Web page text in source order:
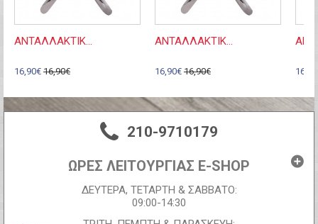
ΑΝΤΑΛΛΑΚΤΙΚ...
16,90€ 16,90€
ΑΝΤΑΛΛΑΚΤΙΚ...
16,90€ 16,90€
210-9710179
ΩΡΕΣ ΛΕΙΤΟΥΡΓΙΑΣ E-SHOP
ΔΕΥΤΕΡΑ, ΤΕΤΑΡΤΗ & ΣΑΒΒΑΤΟ:
09:00-14:30